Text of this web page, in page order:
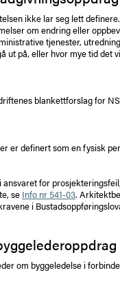
ikke lar seg lett
om endring eller
tjenester,
ut på, eller hvor mye tid det
blankettforslag for
er definert som en fysisk
for
se Info nr 541-03.
i
om byggeledelse i